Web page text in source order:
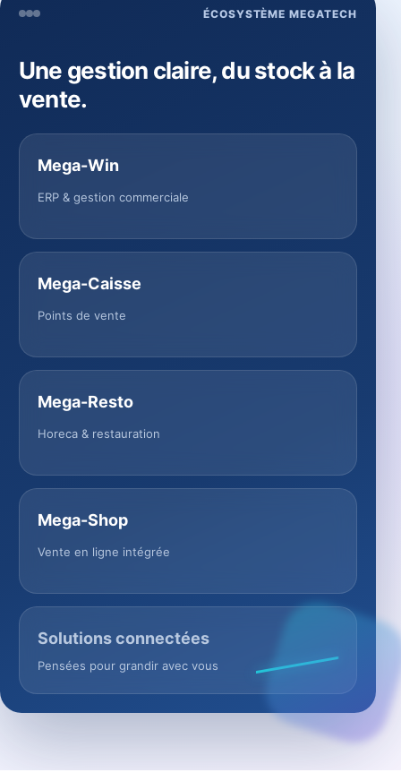
ÉCOSYSTÈME MEGATECH
Une gestion claire, du stock à la
vente.
Mega-Win
ERP & gestion commerciale
Mega-Caisse
Points de vente
Mega-Resto
Horeca & restauration
Mega-Shop
Vente en ligne intégrée
Solutions connectées
Pensées pour grandir avec vous